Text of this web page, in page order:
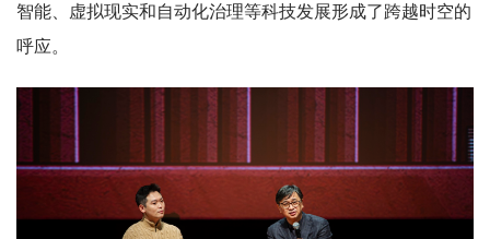
智能、虚拟现实和自动化治理等科技发展形成了跨越时空的
呼应。